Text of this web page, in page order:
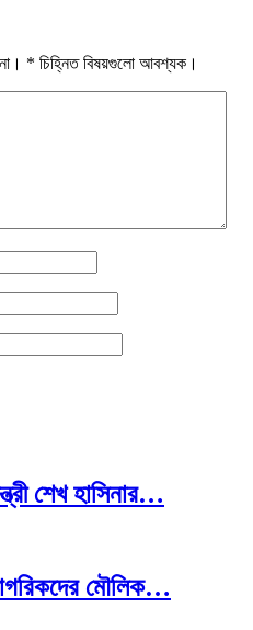
* চিহ্নিত বিষয়গুলো আবশ্যক।
শেখ হাসিনার…
মৌলিক…